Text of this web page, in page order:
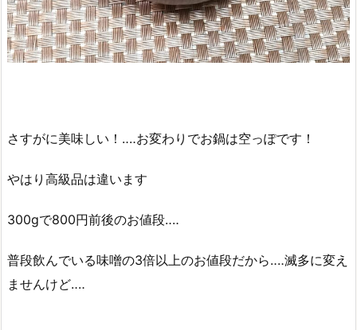
さすがに美味しい！‥‥お変わりでお鍋は空っぽです！
やはり高級品は違います
300gで800円前後のお値段‥‥
普段飲んでいる味噌の3倍以上のお値段だから‥‥滅多に変え
ませんけど‥‥